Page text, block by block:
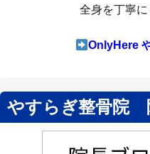
全身を丁寧に
OnlyHere
やすらぎ整骨院